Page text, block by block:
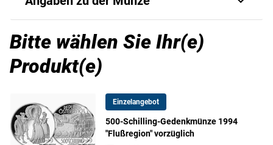
Gedenkmünzen, die hierzulande geprägt wurden. Diese
Münzen, die in den Jahren von 1980 - 2001 hauptsächlich
als Gedenkausgaben herausgegeben wurden, sind nicht
nur aufgrund ihres hohen Nennwerts, sondern auch wegen
ihres beeindruckenden Designs und ihrer historischen
Die vorliegende 500-Schilling Gedenkmünze aus dem
Jahr 1994 wurde zum Thema "Flußregion" geprägt.
Art.-Nr.
21600109
Ausgabejahr
Ausgabeland Österreich
Material Silber (925/1000)
Bitte wählen Sie Ihr(e)
Produkt(e)
Einzelangebot
500-Schilling-Gedenkmünze 1994
"Flußregion" vorzüglich